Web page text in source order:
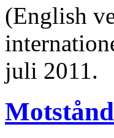
(English
juli 2011.